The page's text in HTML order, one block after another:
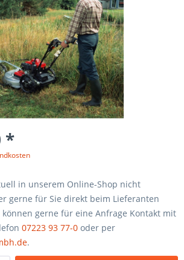
*
in unserem Online-Shop nicht
gerne für Sie direkt beim Lieferanten
gerne für eine Anfrage Kontakt mit
07223 93 77-0 oder per
.